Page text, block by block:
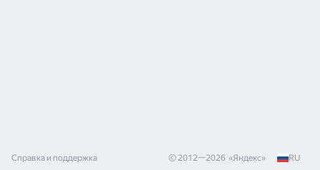
Справка и поддержка © 2012—2026 «Яндекс» RU